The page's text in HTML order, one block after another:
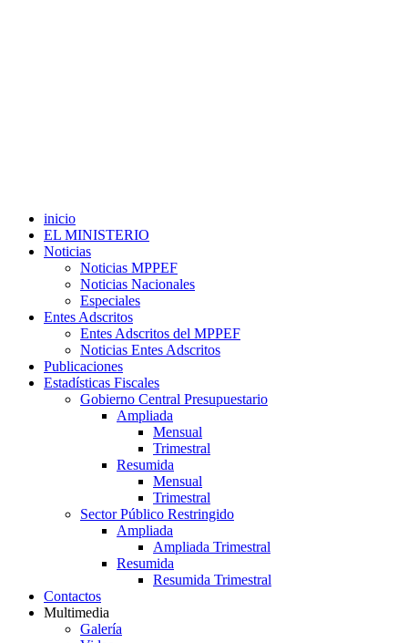
inicio
EL MINISTERIO
Noticias
Noticias MPPEF
Noticias Nacionales
Especiales
Entes Adscritos
Entes Adscritos del MPPEF
Noticias Entes Adscritos
Publicaciones
Estadísticas Fiscales
Gobierno Central Presupuestario
Ampliada
Mensual
Trimestral
Resumida
Mensual
Trimestral
Sector Público Restringido
Ampliada
Ampliada Trimestral
Resumida
Resumida Trimestral
Contactos
Multimedia
Galería